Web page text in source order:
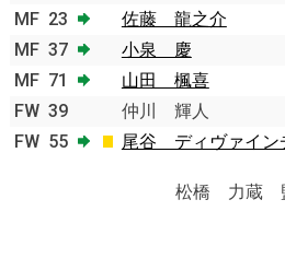
MF 23 佐藤 龍之介
MF 37 小泉 慶
MF 71 山田 楓喜
FW 39
仲川 輝人
FW 55 尾谷 ディヴァイン
松橋 力蔵